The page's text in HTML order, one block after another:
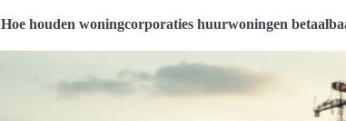
Hoe houden woningcorporaties huurwoningen